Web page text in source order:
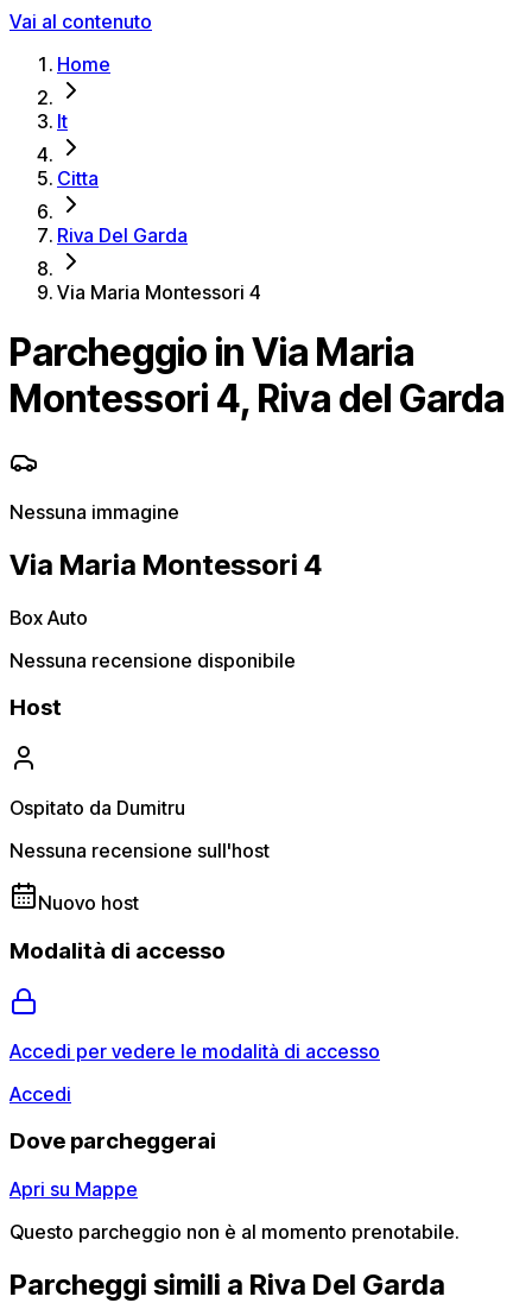
Vai al contenuto
Home
It
Citta
Riva Del Garda
Via Maria Montessori 4
Parcheggio in Via Maria
Montessori 4, Riva del Garda
Nessuna immagine
Via Maria Montessori 4
Box Auto
Nessuna recensione disponibile
Host
Ospitato da Dumitru
Nessuna recensione sull'host
Nuovo host
Modalità di accesso
Accedi per vedere le modalità di accesso
Accedi
Dove parcheggerai
Apri su Mappe
Questo parcheggio non è al momento prenotabile.
Parcheggi simili a Riva Del Garda